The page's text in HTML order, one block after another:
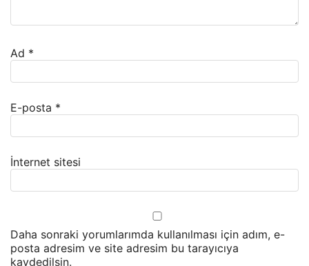
Ad *
E-posta *
İnternet sitesi
Daha sonraki yorumlarımda kullanılması için adım, e-
posta adresim ve site adresim bu tarayıcıya
kaydedilsin.